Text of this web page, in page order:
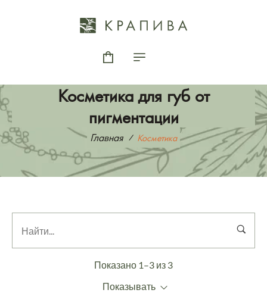
Косметика для губ от
пигментации
Главная Косметика
Показано 1–3 из 3
Показывать